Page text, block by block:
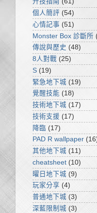
個人簡評 (54)
心情記事 (51)
Monster Box 診斷所
傳說與歷史 (48)
8人對戰 (25)
S (19)
緊急地下城 (19)
覺醒技能 (18)
技術地下城 (17)
技術支援 (17)
降臨 (17)
PAD R wallpaper
其他地下城 (11)
cheatsheet (10)
曜日地下城 (9)
玩家分享 (4)
普通地下城 (3)
深藍限制城 (3)